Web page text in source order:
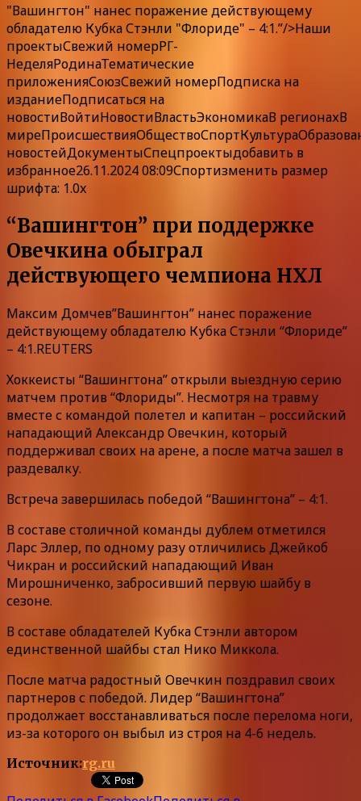
"Вашингтон" нанес поражение действующему
обладателю Кубка Стэнли "Флориде" – 4:1.”/>Наши
проектыСвежий номерРГ-
НеделяРодинаТематические
приложенияСоюзСвежий номерПодписка на
изданиеПодписаться на
новостиВойтиНовостиВластьЭкономикаВ регионахВ
миреПроисшествияОбществоСпортКультура
новостейДокументыСпецпроектыдобавить в
избранное26.11.2024 08:09Спортизменить размер
шрифта: 1.0x
“Вашингтон” при поддержке
Овечкина обыграл
действующего чемпиона НХЛ
Максим Домчев”Вашингтон” нанес поражение
действующему обладателю Кубка Стэнли “Флориде”
– 4:1.REUTERS
Хоккеисты “Вашингтона” открыли выездную серию
матчем против “Флориды”. Несмотря на травму
вместе с командой полетел и капитан – российский
нападающий Александр Овечкин, который
поддерживал своих на арене, а после матча зашел в
раздевалку.
Встреча завершилась победой “Вашингтона” – 4:1.
В составе столичной команды дублем отметился
Ларс Эллер, по одному разу отличились Джейкоб
Чикран и российский нападающий Иван
Мирошниченко, забросивший первую шайбу в
сезоне.
В составе обладателей Кубка Стэнли автором
единственной шайбы стал Нико Миккола.
После матча радостный Овечкин поздравил своих
партнеров с победой. Лидер “Вашингтона”
продолжает восстанавливаться после перелома ноги,
из-за которого он выбыл из строя на 4-6 недель.
Источник:rg.ru